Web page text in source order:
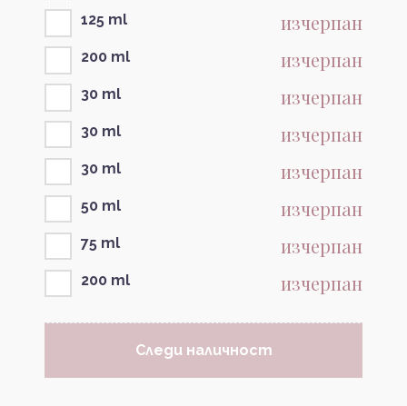
125 ml изчерпан
200 ml изчерпан
30 ml изчерпан
30 ml изчерпан
30 ml изчерпан
50 ml изчерпан
75 ml изчерпан
200 ml изчерпан
Следи наличност